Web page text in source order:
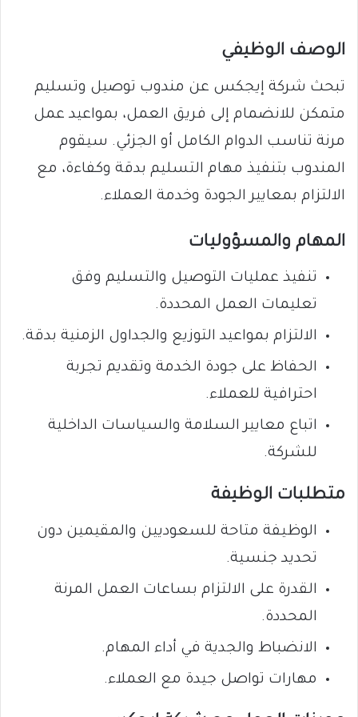
الوصف الوظيفي
تبحث شركة إيجكس عن مندوب توصيل وتسليم
متمكن للانضمام إلى فريق العمل، بمواعيد عمل
مرنة تناسب الدوام الكامل أو الجزئي. سيقوم
المندوب بتنفيذ مهام التسليم بدقة وكفاءة، مع
الالتزام بمعايير الجودة وخدمة العملاء.
المهام والمسؤوليات
تنفيذ عمليات التوصيل والتسليم وفق
تعليمات العمل المحددة.
الالتزام بمواعيد التوزيع والجداول الزمنية بدقة.
الحفاظ على جودة الخدمة وتقديم تجربة
احترافية للعملاء.
اتباع معايير السلامة والسياسات الداخلية
للشركة.
متطلبات الوظيفة
الوظيفة متاحة للسعوديين والمقيمين دون
تحديد جنسية.
القدرة على الالتزام بساعات العمل المرنة
المحددة.
الانضباط والجدية في أداء المهام.
مهارات تواصل جيدة مع العملاء.